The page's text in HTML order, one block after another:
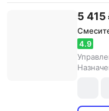
5 415
4.9